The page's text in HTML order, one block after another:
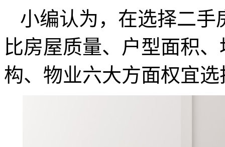
小编认为，在选择二手
比房屋质量、户型面积
构、物业六大方面权宜选